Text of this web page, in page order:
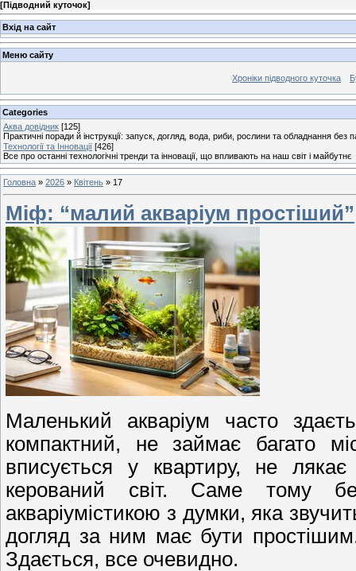
[Підводний куточок]
Вхід на сайт
Меню сайту
Хроніки підводного куточка
Categories
Аква довідник [125]
Практичні поради й інструкції: запуск, догляд, вода, риби, рослини та обладнання без
Технології та Інновації [426]
Все про останні технологічні тренди та інновації, що впливають на наш світ і майбутнє
Головна » 2026 » Квітень » 17
Міф: “малий акваріум простіший”
Маленький акваріум часто
компактний, не займає багато
вписується у квартиру, не
керований світ. Саме тому
акваріумістикою з думки, яка
догляд за ним має бути
Здається, все очевидно.